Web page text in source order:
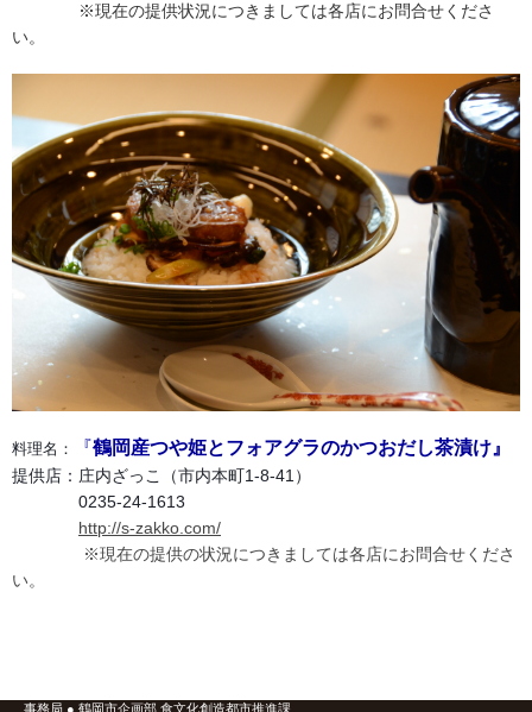
※現在の提供状況につきましては各店にお問合せくださ
い。
料理名： 『鶴岡産つや姫とフォアグラのかつおだし茶漬け』
提供店：庄内ざっこ（市内本町1-8-41）
0235-24-1613
http://s-zakko.com/
※現在の提供の状況につきましては各店にお問合せくださ
い。
事務局 ● 鶴岡市企画部 食文化創造都市推進課